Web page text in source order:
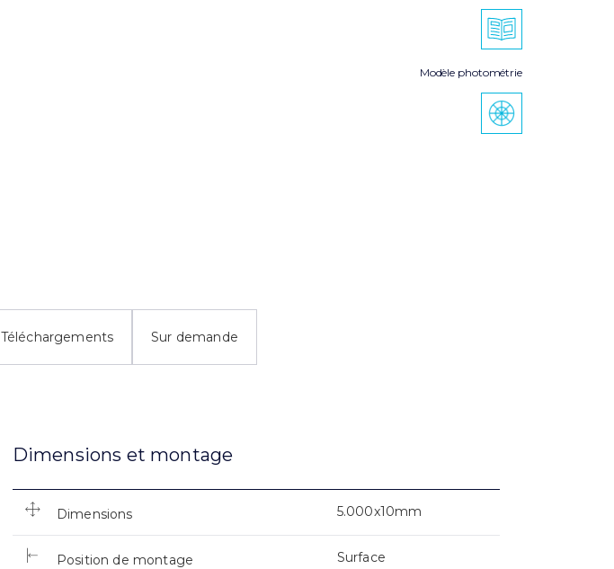
Modèle photométrie
Téléchargements Sur demande
Dimensions et montage
Dimensions 5.000x10mm
Position de montage Surface